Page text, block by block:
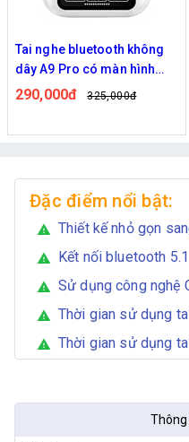
Tai nghe bluetooth Remax
TWS-10 Plus có led
290,000đ 325,000đ
Đặc điểm nổi bật:
warning Thiết kế nhỏ gọn
warning Kết nối bluetooth
warning Sử dụng công nghệ
warning Thời gian sử dụng
warning Thời gian sử dụng